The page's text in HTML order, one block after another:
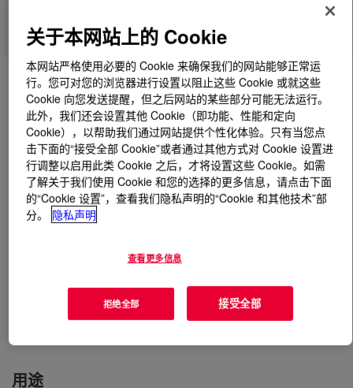
什么是ELITE™ AT 6101 Enhanced Polyethylene
A linear low density ethylene copolymer produced
via INSITE™ Technology, processable in blown film
mono- and coextrusion equipment designed for
polyethylene.
用途
关于本网站上的 Cookie
本网站严格使用必要的 Cookie 来确保我们的网站能够正常运
行。您可对您的浏览器进行设置以阻止这些 Cookie 或就这些
Cookie 向您发送提醒，但之后网站的某些部分可能无法运行。
此外，我们还会设置其他 Cookie（即功能、性能和定向
Cookie），以帮助我们通过网站提供个性化体验。只有当您点
击下面的“接受全部 Cookie”或者通过其他方式对 Cookie 设置进
行调整以启用此类 Cookie 之后，才将设置这些 Cookie。如需
了解关于我们使用 Cookie 和您的选择的更多信息，请点击下面
的“Cookie 设置”，查看我们隐私声明的“Cookie 和其他技术”部
分。
隐私声明
查看更多信息
拒绝全部 接受全部